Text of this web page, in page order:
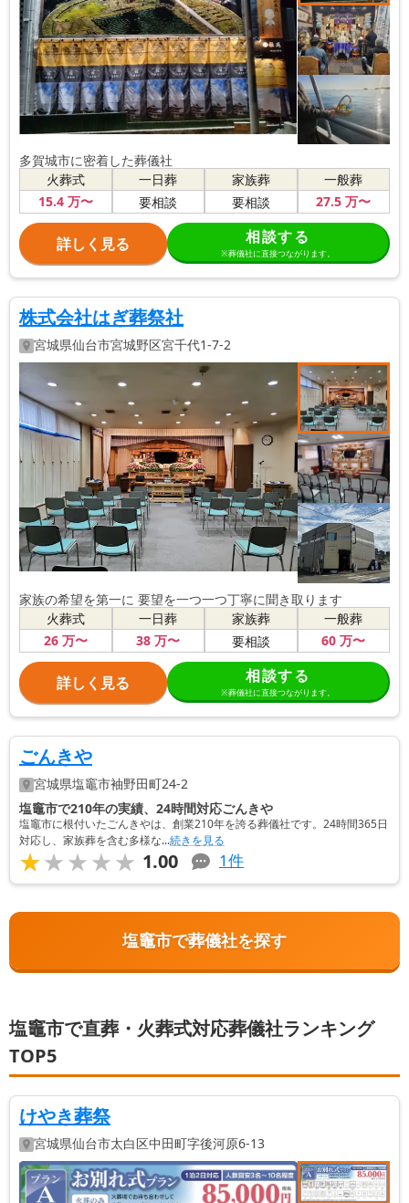
多賀城市に密着した葬儀社
火葬式
15.4万〜
一日葬
要相談
家族葬
要相談
一般葬
27.5 万〜
詳しく見る 相談する
※葬儀社に直接つながります。
株式会社はぎ葬祭社
宮城県仙台市宮城野区宮千代1-7-2
家族の希望を第一に 要望を一つ一つ丁寧に聞き取ります
火葬式
26万〜
一日葬
38 万〜
家族葬
要相談
一般葬
60 万〜
詳しく見る 相談する
※葬儀社に直接つながります。
ごんきや
宮城県塩竈市袖野田町24-2
塩竈市で210年の実績、24時間対応ごんきや
塩竈市に根付いたごんきやは、創業210年を誇る葬儀社です。24時間365日
対応し、家族葬を含む多様な...続きを見る
★★★★★
★★★★★ 1.00 1件
塩竈市で葬儀社を探す
塩竈市で直葬・火葬式対応葬儀社ランキング
TOP5
けやき葬祭
宮城県仙台市太白区中田町字後河原6-13